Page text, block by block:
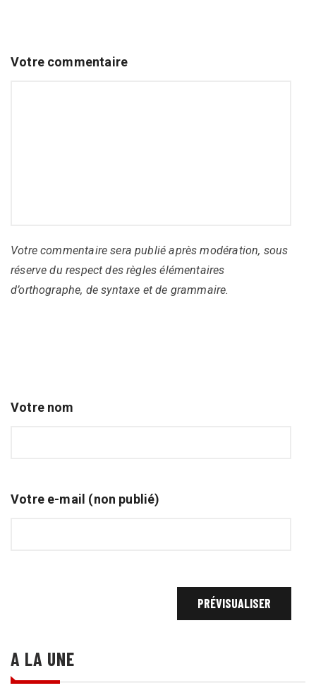
Votre commentaire
Votre commentaire sera publié après modération, sous
réserve du respect des règles élémentaires
d’orthographe, de syntaxe et de grammaire.
Votre nom
Votre e-mail (non publié)
A LA UNE